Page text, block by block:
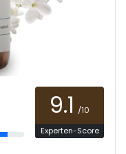
9.1 /10
Experten-Score